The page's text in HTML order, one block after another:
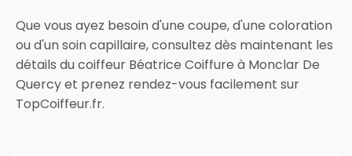
Que vous ayez besoin d'une coupe, d'une coloration
ou d'un soin capillaire, consultez dès maintenant les
détails du coiffeur Béatrice Coiffure à Monclar De
Quercy et prenez rendez-vous facilement sur
TopCoiffeur.fr.